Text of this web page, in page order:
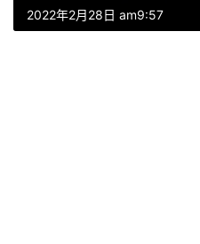
2022年2月28日 am9:57